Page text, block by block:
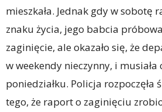
mieszkała. Jednak gdy w sobotę
znaku życia, jego babcia
zaginięcie, ale okazało się, że
w weekendy nieczynny, i musiała
poniedziałku. Policja rozpoczęła
tego, że raport o zaginięciu